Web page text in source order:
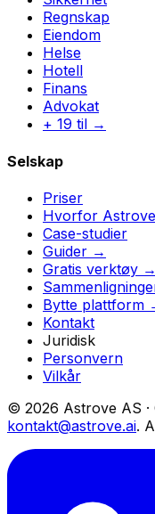
Regnskap
Eiendom
Helse
Hotell
Finans
Advokat
+ 19 til →
Selskap
Priser
Hvorfor Astrove
Case-studier
Guider →
Gratis verktøy →
Bytte plattform
Kontakt
Juridisk
Personvern
Vilkår
© 2026 Astrove AS ·
kontakt@astrove.ai.